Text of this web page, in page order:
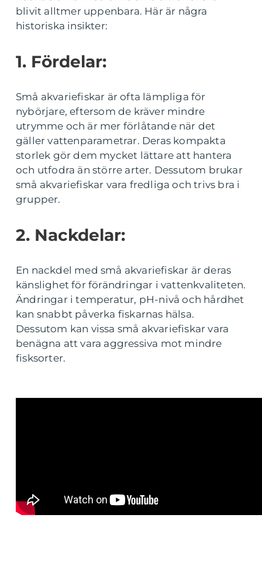
blivit alltmer uppenbara. Här är några
historiska insikter:
1. Fördelar:
Små akvariefiskar är ofta lämpliga för
nybörjare, eftersom de kräver mindre
utrymme och är mer förlåtande när det
gäller vattenparametrar. Deras kompakta
storlek gör dem mycket lättare att hantera
och utfodra än större arter. Dessutom brukar
små akvariefiskar vara fredliga och trivs bra i
grupper.
2. Nackdelar:
En nackdel med små akvariefiskar är deras
känslighet för förändringar i vattenkvaliteten.
Ändringar i temperatur, pH-nivå och hårdhet
kan snabbt påverka fiskarnas hälsa.
Dessutom kan vissa små akvariefiskar vara
benägna att vara aggressiva mot mindre
fisksorter.